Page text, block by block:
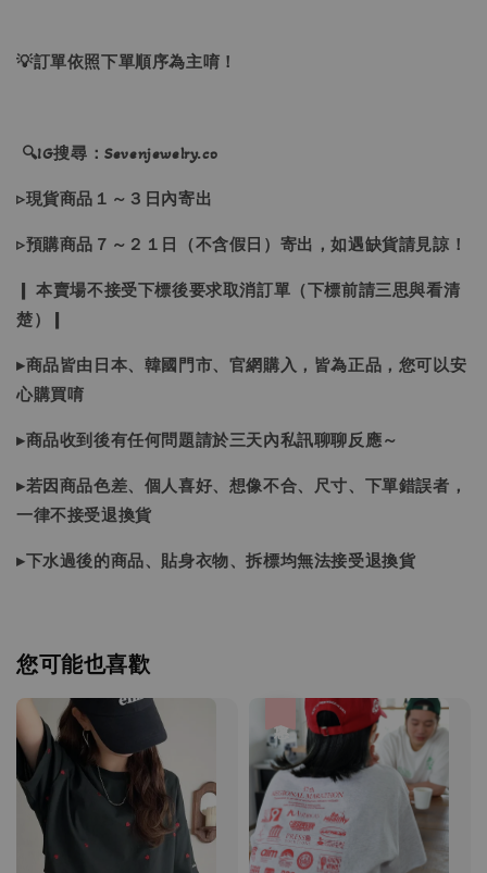
💡訂單依照下單順序為主唷！
🔍IG搜尋：Sevenjewelry.co
▹現貨商品１～３日內寄出
▹預購商品７～２１日（不含假日）寄出，如遇缺貨請見諒！
❙ 本賣場不接受下標後要求取消訂單（下標前請三思與看清
楚）❙
▸商品皆由日本、韓國門市、官網購入，皆為正品，您可以安
心購買唷
▸商品收到後有任何問題請於三天內私訊聊聊反應～
▸若因商品色差、個人喜好、想像不合、尺寸、下單錯誤者，
一律不接受退換貨
▸下水過後的商品、貼身衣物、拆標均無法接受退換貨
您可能也喜歡